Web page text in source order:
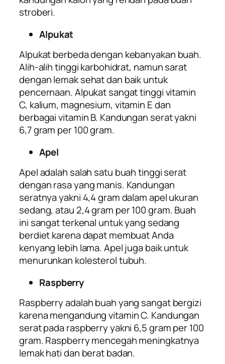
stroberi.
Alpukat
Alpukat berbeda dengan kebanyakan buah.
Alih-alih tinggi karbohidrat, namun sarat
dengan lemak sehat dan baik untuk
pencernaan. Alpukat sangat tinggi vitamin
C, kalium, magnesium, vitamin E dan
berbagai vitamin B. Kandungan serat yakni
6,7 gram per 100 gram.
Apel
Apel adalah salah satu buah tinggi serat
dengan rasa yang manis. Kandungan
seratnya yakni 4,4 gram dalam apel ukuran
sedang, atau 2,4 gram per 100 gram. Buah
ini sangat terkenal untuk yang sedang
berdiet karena dapat membuat Anda
kenyang lebih lama. Apel juga baik untuk
menurunkan kolesterol tubuh.
Raspberry
Raspberry adalah buah yang sangat bergizi
karena mengandung vitamin C. Kandungan
serat pada raspberry yakni 6,5 gram per 100
gram. Raspberry mencegah meningkatnya
lemak hati dan berat badan.